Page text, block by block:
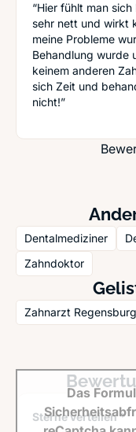
“Hier fühlt man
sehr nett und wirkt
meine Probleme
Behandlung wurde
keinem anderen
sich Zeit und
nicht!”
Dentalmediziner
Zahndoktor
Zahnarzt Regensburg
Sterne verteilen *
Das